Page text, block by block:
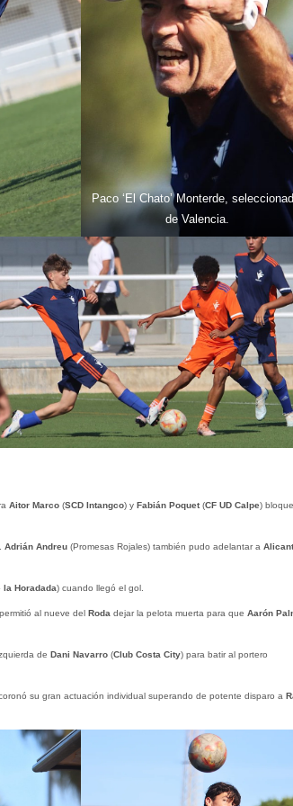
Paco ‘El Chato’ Monterde,
de Valencia.
Aitor Marco(SCD Intangco) y Fabián Poquet(CF UD Calpe)
Adrián Andreu(Promesas Rojales) también pudo adelantar a
la Horadada) cuando llegó el gol.
al nueve del Rodadejar la pelota muerta para que Aarón
de Dani Navarro (Club Costa City) para batir al portero
su gran actuación individual superando de potente disparo a